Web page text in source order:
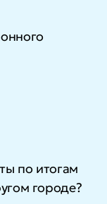
по итогам
городе?